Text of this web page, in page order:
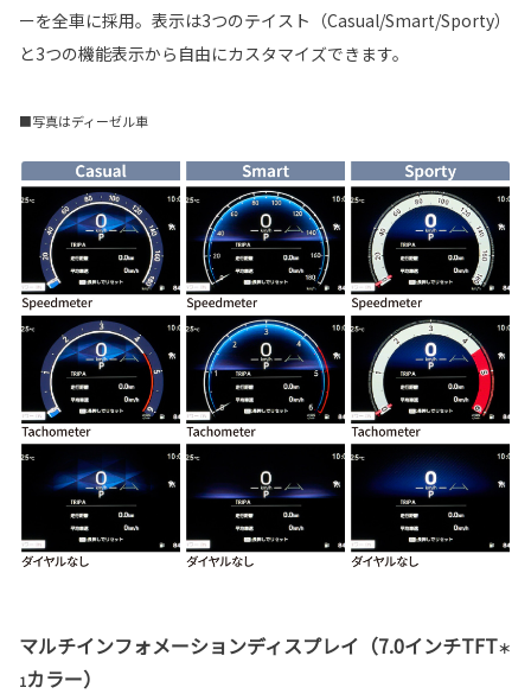
ーを全車に採用。表示は3つのテイスト（Casual/Smart/Sporty）
と3つの機能表示から自由にカスタマイズできます。
■写真はディーゼル車
マルチインフォメーションディスプレイ（7.0インチTFT＊
1カラー）